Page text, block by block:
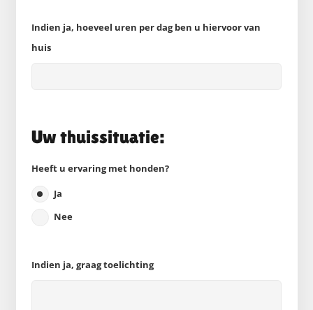
Indien ja, hoeveel uren per dag ben u hiervoor van
huis
Uw thuissituatie:
Heeft u ervaring met honden?
Ja
Nee
Indien ja, graag toelichting